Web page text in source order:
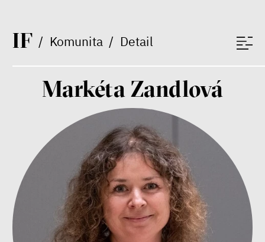
IF/ Komunita/ Detail
Nehrajeme o to, jaké peníze
budeme mít, ale čí budou, říká
ekonom Palanský
Miroslav Palanský, Petr Bittner
rozhovor
Markéta Zandlová